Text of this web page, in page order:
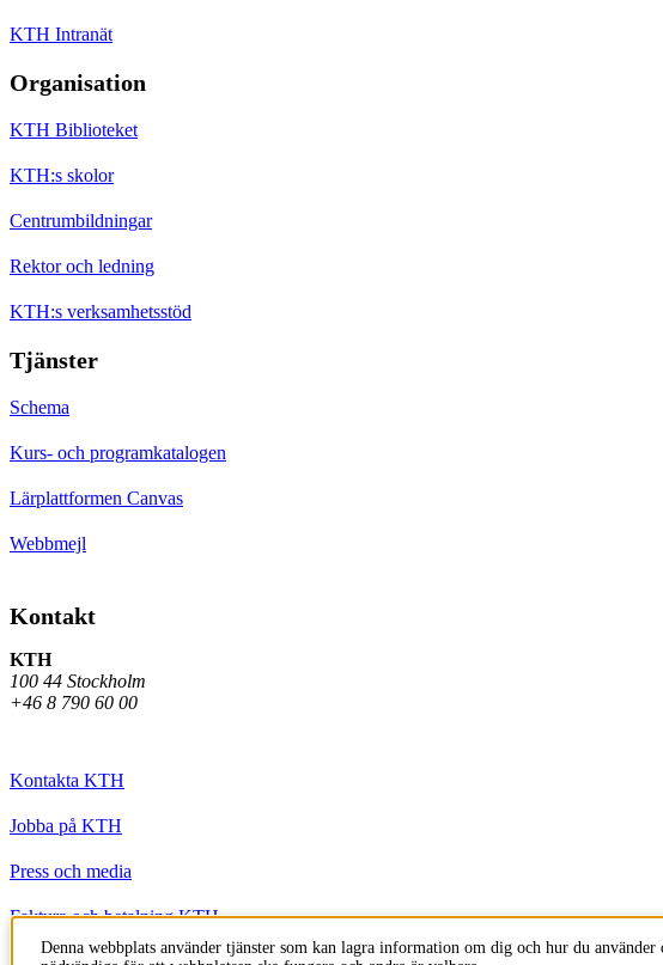
KTH Intranät
Organisation
KTH Biblioteket
KTH:s skolor
Centrumbildningar
Rektor och ledning
KTH:s verksamhetsstöd
Tjänster
Schema
Kurs- och programkatalogen
Lärplattformen Canvas
Webbmejl
Kontakt
KTH
100 44 Stockholm
+46 8 790 60 00
Kontakta KTH
Jobba på KTH
Press och media
Faktura och betalning KTH
Denna webbplats använder tjänster som kan lagra information om dig och hur du använder